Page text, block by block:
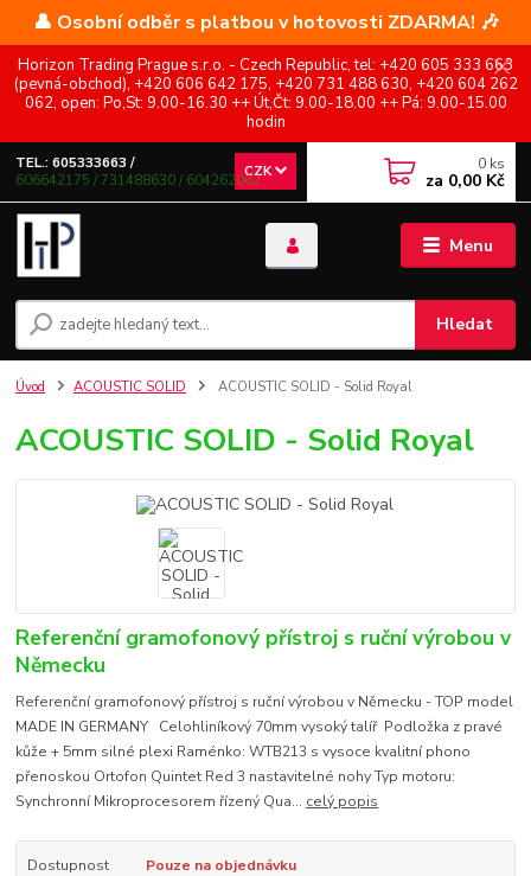
👤 Osobní odběr s platbou v hotovosti ZDARMA! 🎶
Horizon Trading Prague s.r.o. - Czech Republic, tel: +420 605 333 663
(pevná-obchod), +420 606 642 175, +420 731 488 630, +420 604 262
062, open: Po,St: 9.00-16.30 ++ Út,Čt: 9.00-18.00 ++ Pá: 9.00-15.00
hodin
Menu
CZK
Hledat
TEL.: 605333663 /
606642175 / 731488630 / 604262062
0 ks
za 0,00 Kč
Úvod ACOUSTIC SOLID ACOUSTIC SOLID - Solid Royal
ACOUSTIC SOLID - Solid Royal
Referenční gramofonový přístroj s ruční výrobou v
Německu
Referenční gramofonový přístroj s ruční výrobou v Německu - TOP model
MADE IN GERMANY Celohliníkový 70mm vysoký talíř Podložka z pravé
kůže + 5mm silné plexi Raménko: WTB213 s vysoce kvalitní phono
přenoskou Ortofon Quintet Red 3 nastavitelné nohy Typ motoru:
Synchronní Mikroprocesorem řízený Qua... celý popis
Dostupnost Pouze na objednávku